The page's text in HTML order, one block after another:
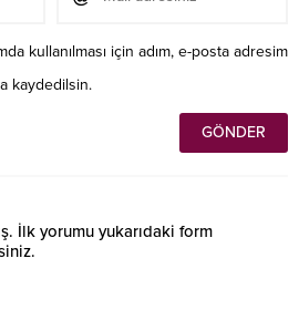
kullanılması için adım, e-posta adresim
kaydedilsin.
İlk yorumu yukarıdaki form